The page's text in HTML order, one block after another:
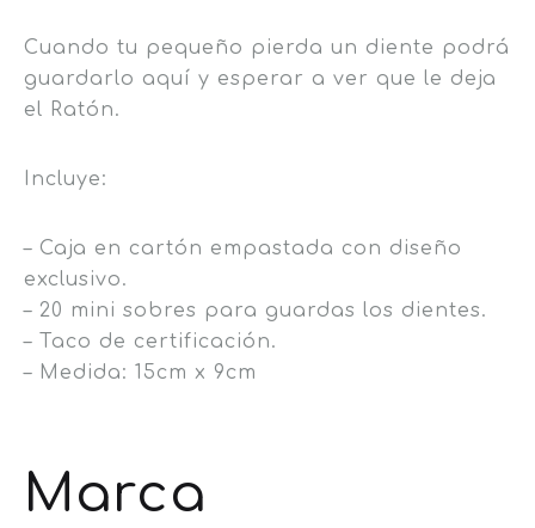
Cuando tu pequeño pierda un diente podrá
guardarlo aquí y esperar a ver que le deja
el Ratón.
Incluye:
– Caja en cartón empastada con diseño
exclusivo.
– 20 mini sobres para guardas los dientes.
– Taco de certificación.
– Medida: 15cm x 9cm
Marca